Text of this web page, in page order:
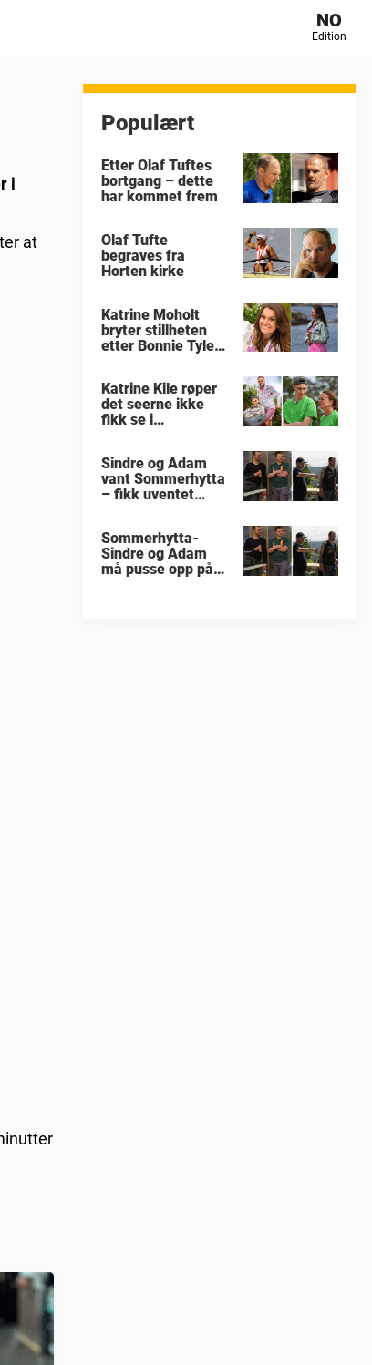
NO
Edition
i
at
Populært
Etter Olaf Tuftes
bortgang – dette
har kommet frem
Olaf Tufte
begraves fra
Horten kirke
Katrine Moholt
bryter stillheten
etter Bonnie Tylers
Katrine Kile røper
det seerne ikke
fikk se i
Sindre og Adam
vant Sommerhytta
– fikk uventet
Sommerhytta-
Sindre og Adam
må pusse opp på